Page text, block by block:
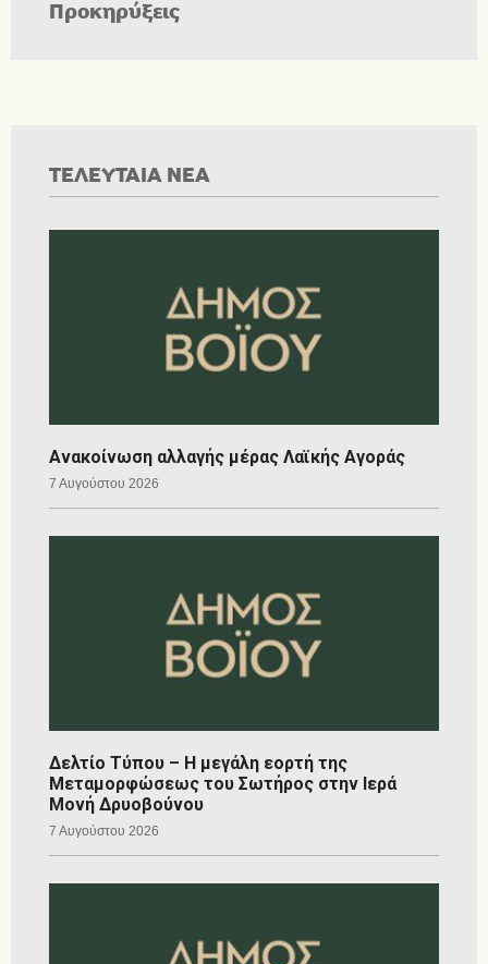
Προκηρύξεις
ΤΕΛΕΥΤΑΙΑ ΝΕΑ
Ανακοίνωση αλλαγής μέρας Λαϊκής Αγοράς
7 Αυγούστου 2026
Δελτίο Τύπου – Η μεγάλη εορτή της
Μεταμορφώσεως του Σωτήρος στην Ιερά
Μονή Δρυοβούνου
7 Αυγούστου 2026